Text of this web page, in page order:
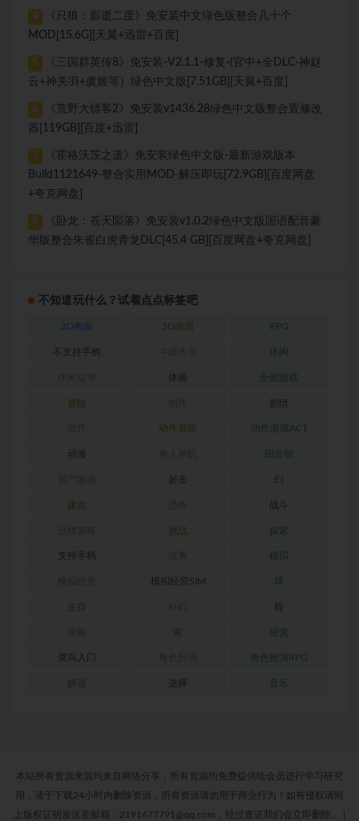
4
《只狼：影逝二度》免安装中文绿色版整合几十个
MOD[15.6G][天翼+迅雷+百度]
5
《三国群英传8》免安装-V2.1.1-修复-(官中+全DLC-神赵
云+神关羽+虞姬等）绿色中文版[7.51GB][天翼+百度]
6
《荒野大镖客2》免安装v1436.28绿色中文版整合置修改
器[119GB][百度+迅雷]
7
《霍格沃茨之遗》免安装绿色中文版-最新游戏版本
Build1121649-整合实用MOD-解压即玩[72.9GB][百度网盘
+夸克网盘]
8
《卧龙：苍天陨落》免安装v1.0.2绿色中文版国语配音豪
华版整合朱雀白虎青龙DLC[45.4 GB][百度网盘+夸克网盘]
不知道玩什么？试着点点标签吧
2D画面 3D画面 RPG
不支持手柄 休闲
体验 全部游戏
冒险 剧情
动作冒险 动作游戏ACT
动漫 回合制
射击 幻
建造 战斗
挑战 探索
支持手柄 模拟
模拟经营SIM 球
生存 程
索 经营
菜鸟入门 角色扮演RPG
选择 音乐
本站所有资源来源均来自网络分享，所有资源均免费提供给会员进行学习研究
用，请于下载24小时内删除资源，所有资源请勿用于商业行为！如有侵权请附
上版权证明发送至邮箱：2191677791@qq.com，经过查证我们会立即删除。